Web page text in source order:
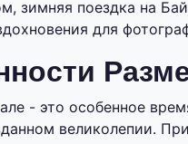
зимняя поездка на
для
- это особенное
великолепии.